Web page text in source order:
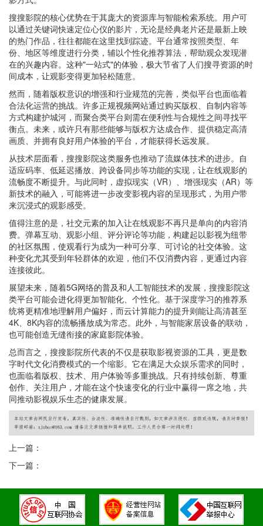
搜搜影院的核心优势在于其庞大的资源库与智能检索系统。用户可
以通过关键词快速定位心仪的影片，无论是经典老片还是最新上映
的热门作品，往往都能在这里找到踪迹。平台通常按照类型、年
份、地区等维度进行分类，辅以个性化推荐算法，帮助观众发现潜
在的兴趣内容。这种"一站式"的体验，极大节省了人们搜寻资源的时
间成本，让观影变得更加轻松随意。
然而，随着版权意识的增强和行业规范的完善，类似平台也面临着
合法化运营的挑战。许多正规视频网站通过购买版权、自制内容等
方式构建护城河，而聚合类平台则需在便利性与合规性之间寻找平
衡点。未来，或许只有那些能够与版权方达成合作、提供稳定高清
画质、并拥有良好用户体验的平台，才能获得长远发展。
从技术层面看，搜搜影院这类服务也推动了流媒体技术的进步。自
适应码率、低延迟播放、跨设备同步等功能的实现，让在线观影的
流畅度不断提升。与此同时，虚拟现实（VR）、增强现实（AR）等
新技术的融入，可能将进一步改变影视内容的呈现形式，为用户带
来沉浸式的观影感受。
值得注意的是，社交元素的加入让在线观影不再只是单向的内容消
费。弹幕互动、观影小组、评分评论等功能，构建起以影视为纽带
的社区氛围，使观看行为成为一种可分享、可讨论的社交体验。这
种变化尤其受到年轻群体的欢迎，他们不仅消费内容，更通过内容
连接彼此。
展望未来，随着5G网络的普及和人工智能技术的发展，搜搜影院这
类平台可能会进化得更加智能化、个性化。基于深度学习的推荐系
统将更精准地理解用户偏好，而云计算能力的提升则能让高清甚至
4K、8K内容的流畅播放成为常态。此外，与智能家居设备的联动，
也可能创造无缝衔接的家庭影院体验。
总而言之，搜搜影院所代表的不仅是获取影视资源的工具，更是数
字时代文化消费模式的一个缩影。它在满足大众娱乐需求的同时，
也面临着版权、技术、用户体验等多重挑战。只有持续创新、尊重
创作、关注用户，才能在这个快速变化的行业中赢得一席之地，共
同推动影视娱乐生态的健康发展。
上一篇：
下一篇：